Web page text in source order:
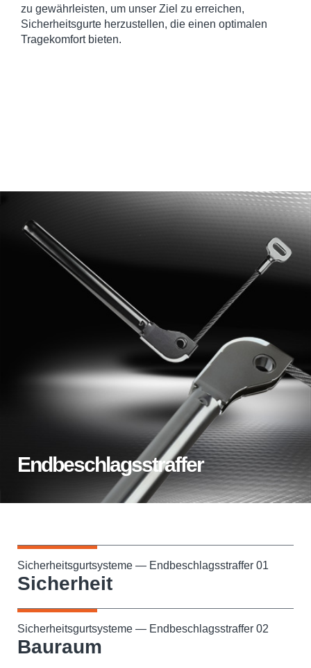
zu gewährleisten, um unser Ziel zu erreichen,
Sicherheitsgurte herzustellen, die einen optimalen
Tragekomfort bieten.
Endbeschlagsstraffer
Sicherheitsgurtsysteme — Endbeschlagsstraffer 01
Sicherheit
Sicherheitsgurtsysteme — Endbeschlagsstraffer 02
Bauraum